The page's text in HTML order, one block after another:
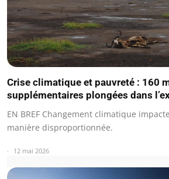
Crise climatique et pauvreté : 160
supplémentaires plongées dans
EN BREF Changement climatique
manière disproportionnée.
12 mai 2026